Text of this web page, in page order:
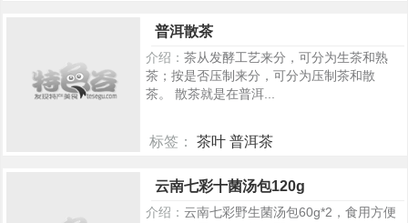
普洱散茶
介绍： 茶从发酵工艺来分，可分为生茶和熟
茶；按是否压制来分，可分为压制茶和散
茶。 散茶就是在普洱...
标签： 茶叶 普洱茶
云南七彩十菌汤包120g
介绍： 云南七彩野生菌汤包60g*2，食用方便